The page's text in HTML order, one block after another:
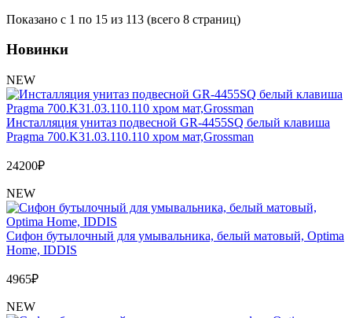
Показано с 1 по 15 из 113 (всего 8 страниц)
Новинки
NEW
Инсталляция унитаз подвесной GR-4455SQ белый клавиша
Pragma 700.K31.03.110.110 хром мат,Grossman
24200₽
NEW
Сифон бутылочный для умывальника, белый матовый, Optima
Home, IDDIS
4965₽
NEW